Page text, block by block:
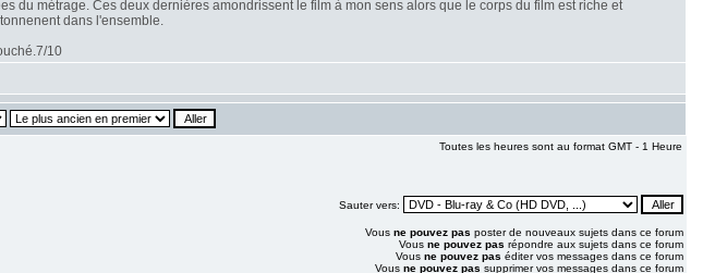
du métrage. Ces deux dernières amondrissent le film à mon sens alors que le corps du film est riche et
dans l'ensemble.
10
Toutes les heures sont au format GMT - 1 Heure
Sauter vers:
Vous ne pouvez pas poster de nouveaux sujets dans ce forum
Vous ne pouvez pas répondre aux sujets dans ce forum
Vous ne pouvez pas éditer vos messages dans ce forum
Vous ne pouvez pas supprimer vos messages dans ce forum